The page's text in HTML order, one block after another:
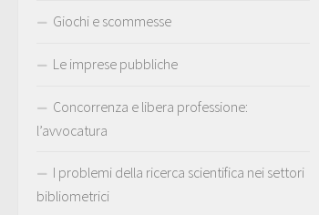
Giochi e scommesse
Le imprese pubbliche
Concorrenza e libera professione:
l’avvocatura
I problemi della ricerca scientifica nei settori
bibliometrici